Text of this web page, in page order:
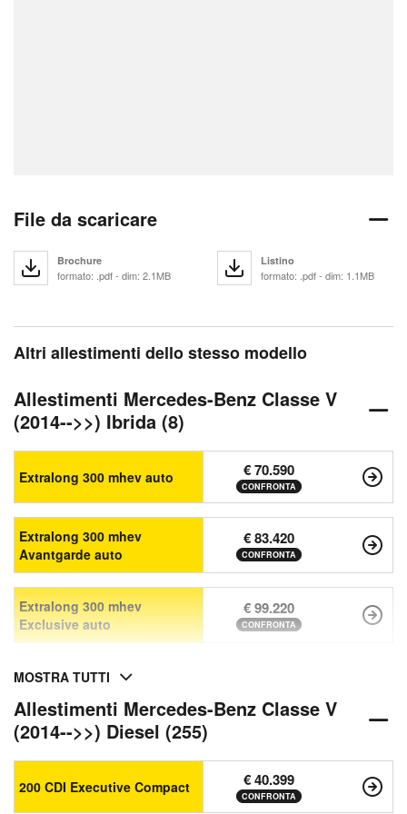
File da scaricare
Brochure
formato: .pdf - dim: 2.1MB
Listino
formato: .pdf - dim: 1.1MB
Altri allestimenti dello stesso modello
Allestimenti Mercedes-Benz Classe V
(2014-->>) Ibrida (8)
Extralong 300 mhev auto € 70.590
CONFRONTA
Extralong 300 mhev
Avantgarde auto
€ 83.420
CONFRONTA
Extralong 300 mhev
Exclusive auto
€ 99.220
CONFRONTA
MOSTRA TUTTI
Allestimenti Mercedes-Benz Classe V
(2014-->>) Diesel (255)
200 CDI Executive Compact € 40.399
CONFRONTA